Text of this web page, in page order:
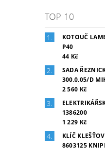
TOP 10
KOTOUČ
P40
44 Kč
SADA
300.0.05/D
2 560 Kč
1386200
1 229 Kč
KLÍČ
8603125